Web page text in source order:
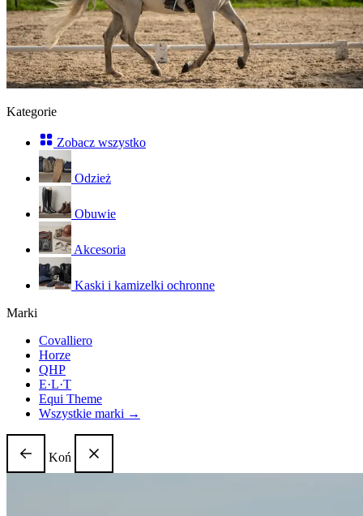
Kategorie
Zobacz wszystko
Odzież
Obuwie
Akcesoria
Kaski i kamizelki ochronne
Marki
Covalliero
Horze
QHP
E·L·T
Equi Theme
Wszystkie marki →
Koń